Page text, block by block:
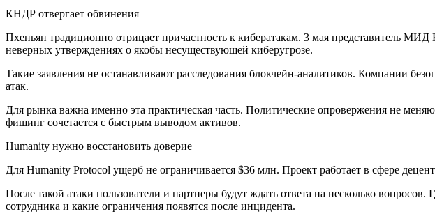
КНДР отвергает обвинения
Пхеньян традиционно отрицает причастность к кибератакам. 3 мая представитель
неверных утверждениях о якобы несуществующей киберугрозе.
Такие заявления не останавливают расследования блокчейн-аналитиков. Компании
атак.
Для рынка важна именно эта практическая часть. Политические опровержения не
фишинг сочетается с быстрым выводом активов.
Humanity нужно восстановить доверие
Для Humanity Protocol ущерб не ограничивается $36 млн. Проект работает в сфере
После такой атаки пользователи и партнеры будут ждать ответа на несколько
сотрудника и какие ограничения появятся после инцидента.